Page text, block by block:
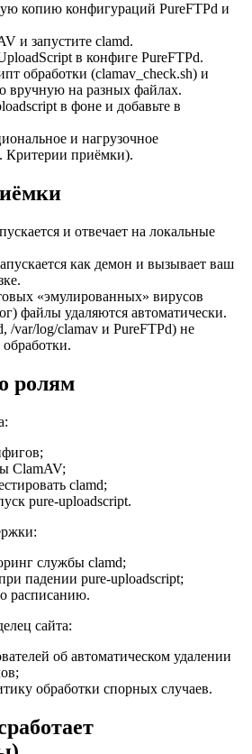
копию конфигураций PureFTPd и
и запустите clamd.
в конфиге PureFTPd.
обработки (clamav_check.sh) и
вручную на разных файлах.
в фоне и добавьте в
и нагрузочное
Критерии приёмки).
и отвечает на локальные
как демон и вызывает ваш
«эмулированных» вирусов
файлы удаляются автоматически.
/var/log/clamav и PureFTPd) не
ролям
ClamAV;
clamd;
pure-uploadscript.
службы clamd;
падении pure-uploadscript;
расписанию.
сайта:
об автоматическом удалении
обработки спорных случаев.